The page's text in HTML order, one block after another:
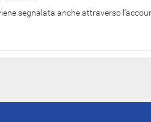
segnalata anche attraverso